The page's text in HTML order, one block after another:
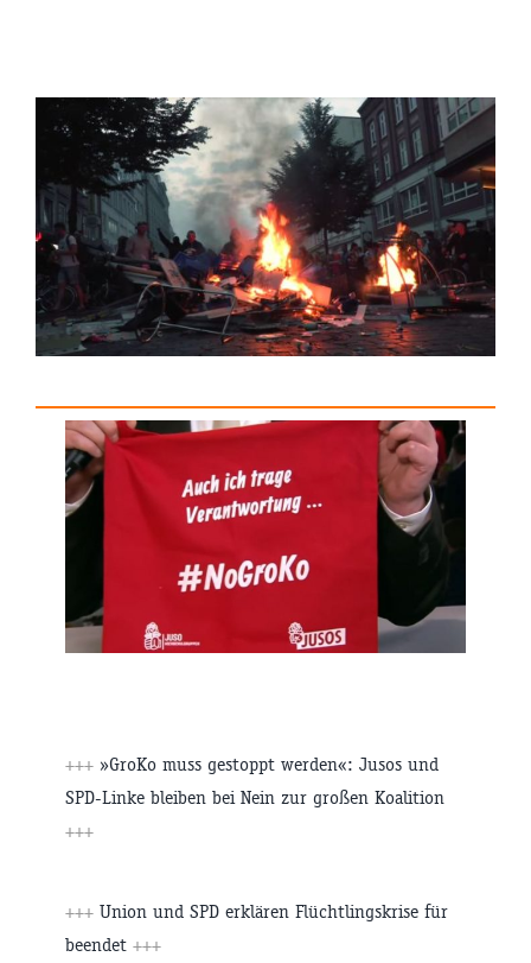
+++ »GroKo muss gestoppt werden«: Jusos und
SPD-Linke bleiben bei Nein zur großen Koalition
+++
+++ Union und SPD erklären Flüchtlingskrise für
beendet +++